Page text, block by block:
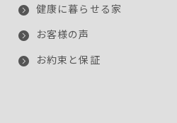
健康に暮らせる家
お客様の声
お約束と保証